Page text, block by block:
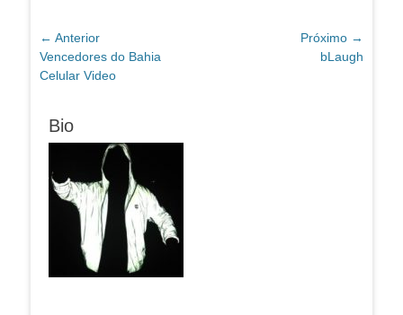
Navegação
de
Post
← Anterior
Post
anterior:
Vencedores do Bahia
Celular Video
Próximo →
bLaugh
Bio